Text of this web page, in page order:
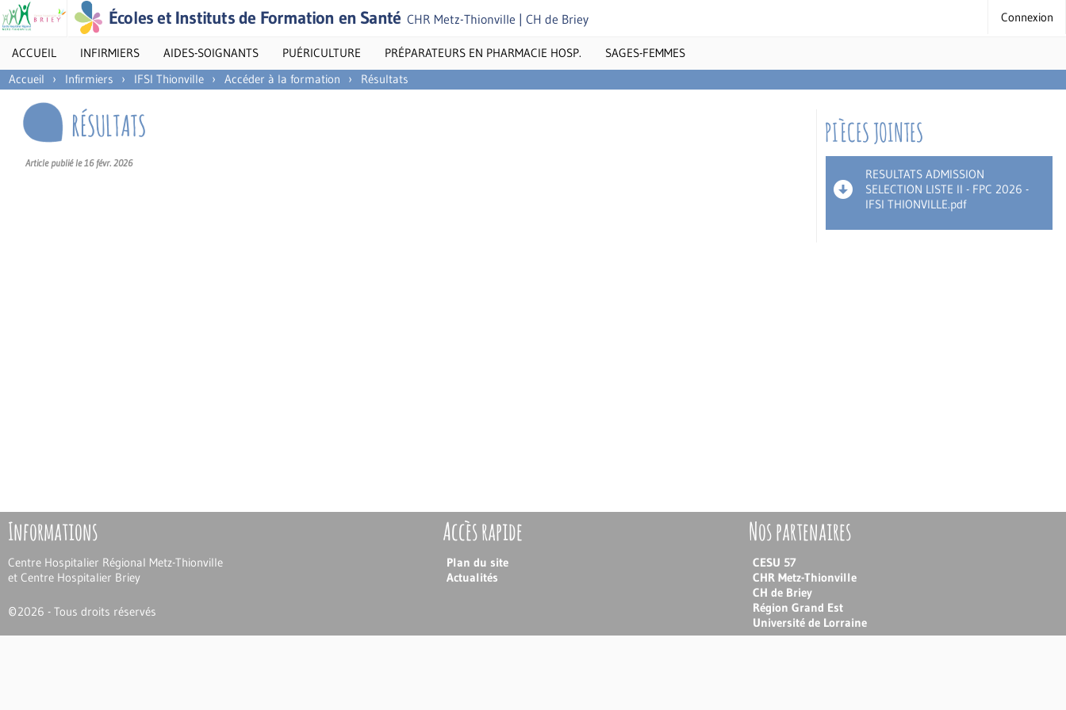
Écoles et Instituts de Formation en Santé CHR Metz-Thionville | CH de Briey Connexion
ACCUEIL INFIRMIERS AIDES-SOIGNANTS PUÉRICULTURE PRÉPARATEURS EN PHARMACIE HOSP.
SAGES-FEMMES
Accueil
› Infirmiers › IFSI Thionville › Accéder à la formation › Résultats
PIÈCES JOINTES
RESULTATS ADMISSION
SELECTION LISTE II - FPC 2026 -
IFSI THIONVILLE.pdf
RÉSULTATS
Article publié le 16 févr. 2026
Informations
Centre Hospitalier Régional Metz-Thionville
et Centre Hospitalier Briey
©2026 - Tous droits réservés
Accès rapide
Plan du site
Actualités
Nos partenaires
CESU 57
CHR Metz-Thionville
CH de Briey
Région Grand Est
Université de Lorraine